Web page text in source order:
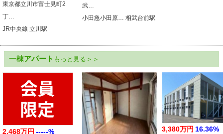
東京都立川市富士見町2
丁…
JR中央線 立川駅
武…
小田急小田原… 相武台前駅
一棟アパート もっと見る＞＞
2,468万円 -----% 3,380万円 16.36%